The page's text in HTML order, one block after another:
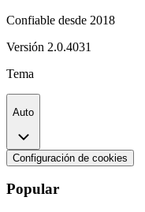
Confiable desde 2018
Versión 2.0.4031
Tema
Auto
Configuración de cookies
Popular